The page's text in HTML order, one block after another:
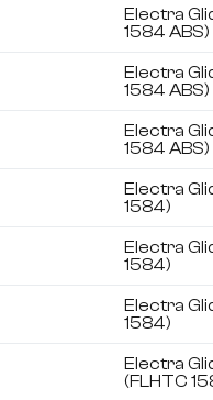
Electra
1584 ABS)
Electra
1584 ABS)
Electra
1584 ABS)
Electra
1584)
Electra
1584)
Electra
1584)
Electra
(FLHTC